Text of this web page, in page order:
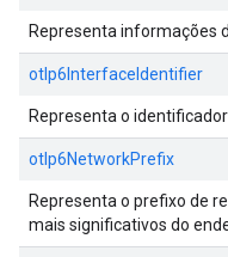
Representa informações
otIp6InterfaceIdentifier
Representa o
otIp6NetworkPrefix
Representa o prefixo de
mais significativos do